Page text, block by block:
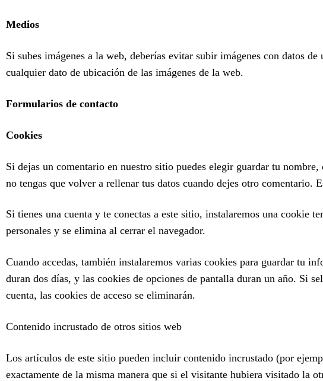
Medios
Si subes imágenes a la web, deberías evitar subir imágenes con datos
cualquier dato de ubicación de las imágenes de la web.
Formularios de contacto
Cookies
Si dejas un comentario en nuestro sitio puedes elegir guardar tu
no tengas que volver a rellenar tus datos cuando dejes otro comentario.
Si tienes una cuenta y te conectas a este sitio, instalaremos una cookie
personales y se elimina al cerrar el navegador.
Cuando accedas, también instalaremos varias cookies para guardar tu
duran dos días, y las cookies de opciones de pantalla duran un año. Si
cuenta, las cookies de acceso se eliminarán.
Contenido incrustado de otros sitios web
Los artículos de este sitio pueden incluir contenido incrustado (por
exactamente de la misma manera que si el visitante hubiera visitado la